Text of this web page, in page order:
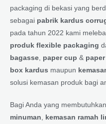
packaging di bekasi yang
sebagai pabrik kardus
pada tahun 2022 kami
produk flexible packaging
bagasse paper cup &
box kardus maupun
solusi kemasan produk bagi
Bagi Anda yang membutuhkan
minuman
kemasan ramah